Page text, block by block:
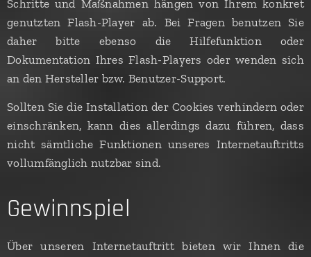
Schritte und Maßnahmen hängen von Ihrem konkret
genutzten Flash-Player ab. Bei Fragen benutzen Sie
daher bitte ebenso die Hilfefunktion oder
Dokumentation Ihres Flash-Players oder wenden sich
an den Hersteller bzw. Benutzer-Support.
Sollten Sie die Installation der Cookies verhindern oder
einschränken, kann dies allerdings dazu führen, dass
nicht sämtliche Funktionen unseres Internetauftritts
vollumfänglich nutzbar sind.
Gewinnspiel
Über unseren Internetauftritt bieten wir Ihnen die